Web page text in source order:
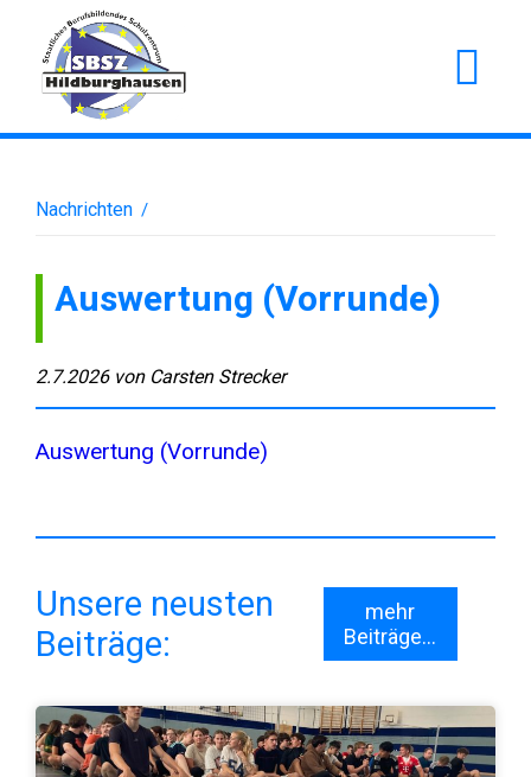
Nachrichten /
Auswertung (Vorrunde)
2.7.2026 von Carsten Strecker
Auswertung (Vorrunde)
Unsere neusten
Beiträge:
mehr
Beiträge...